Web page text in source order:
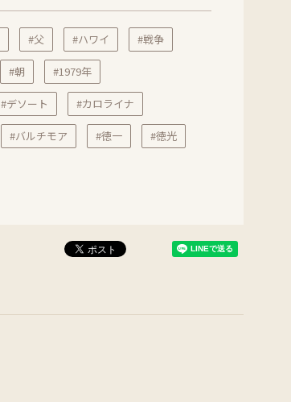
#父 #ハワイ #戦争
#朝 #1979年
#デソート #カロライナ
#バルチモア #徳一 #徳光